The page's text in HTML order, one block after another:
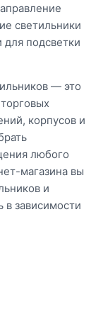
светильники
для подсветки
— это
корпусов и
любого
магазина вы
и
зависимости